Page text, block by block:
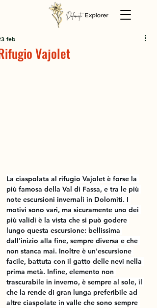
Vajolet
feb
La ciaspolata al rifugio Vajolet è forse la
più famosa della Val di Fassa, e tra le più
note escursioni invernali in Dolomiti. I
motivi sono vari, ma sicuramente uno dei
più validi è la vista che si può godere
lungo questa escursione: bellissima
dall'inizio alla fine, sempre diversa e che
non stanca mai. Inoltre è un'escursione
facile, battuta con il gatto delle nevi nella
prima metà. Infine, elemento non
trascurabile in inverno, è sempre al sole, il
che la rende di gran lunga preferibile ad
altre ciaspolate in valle che sono sempre